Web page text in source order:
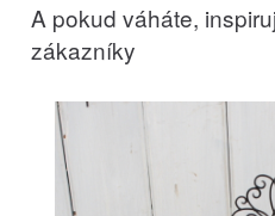
A pokud váháte,
zákazníky